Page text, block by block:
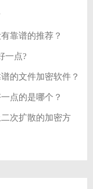
靠谱的推荐？
一点?
的文件加密软件？
点的是哪个？
次扩散的加密方